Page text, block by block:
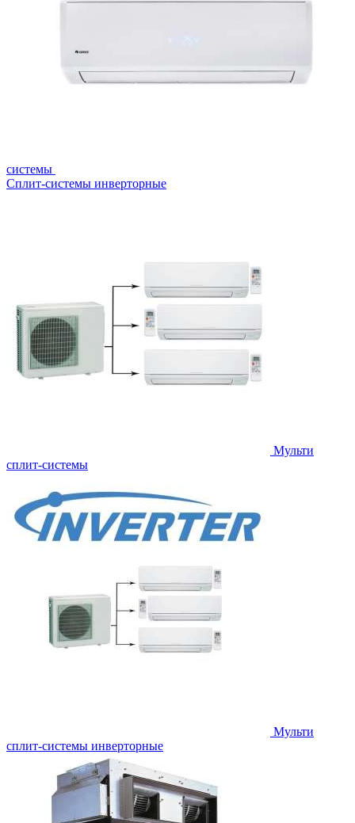
системы
Сплит-системы инверторные
Мульти
сплит-системы
Мульти
сплит-системы инверторные